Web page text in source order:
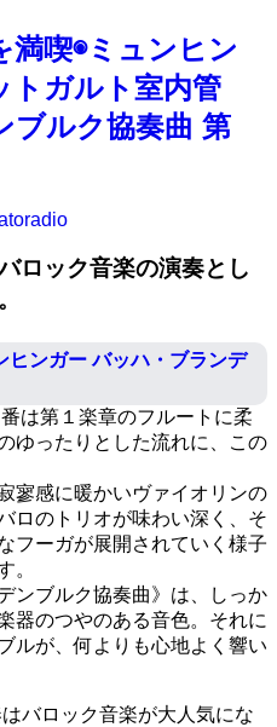
満喫◉ミュンヒン
トガルト室内管
ブルク協奏曲 第
ロック音楽の演奏とし
ンガー バッハ・ブランデ
は第１楽章のフルートに柔
ゆったりとした流れに、この
寥感に暖かいヴァイオリンの
ロのトリオが味わい深く、そ
フーガが展開されていく様子
。
ンブルク協奏曲》は、しっか
器のつやのある音色。それに
ルが、何よりも心地よく響い
バロック音楽が大人気にな